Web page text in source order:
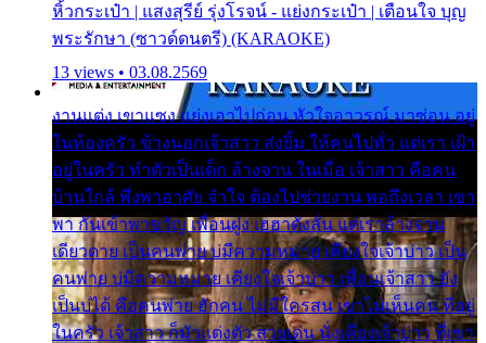
หิ้วกระเป๋า | แสงสุรีย์ รุ่งโรจน์ - แย่งกระเป๋า | เตือนใจ บุญ
พระรักษา (ซาวด์ดนตรี) (KARAOKE)
13 views • 03.08.2569
งานแต่ง เขาแซง แย่งเอาไปก่อน หัวใจอาวรณ์ มาซ่อน อยู่
ในห้องครัว ข้างนอกเจ้าสาว ส่งยิ้ม ให้คนไปทั่ว แต่เรา เฝ้า
อยู่ในครัว ทำตัวเป็นเด็ก ล้างจาน ในเมื่อ เจ้าสาว คือคน
บ้านใกล้ พึ่งพาอาศัย จำใจ ต้องไปช่วยงาน พอถึงเวลา เขา
พา กันเข้าพาขวัญ เพื่อนฝูง เฮฮาดังลั่น แต่เราล้างจาน
เดียวดาย เป็นคนพ่าย บ่มีความหมาย เคียงใจเจ้าบ่าว เป็น
คนพ่าย บ่มีความหมาย เคียงใจเจ้าบ่าว เพื่อนเจ้าสาว ยัง
เป็นบ่ได้ คือคนพ่าย ฮักคน ไม่มีใครสน เขาไม่เห็นคน ที่อยู่
ในครัว เจ้าสาว ก็มัวแต่งตัว สวยเด่น นั่งเคียงเจ้าบ่าว ที่เขา